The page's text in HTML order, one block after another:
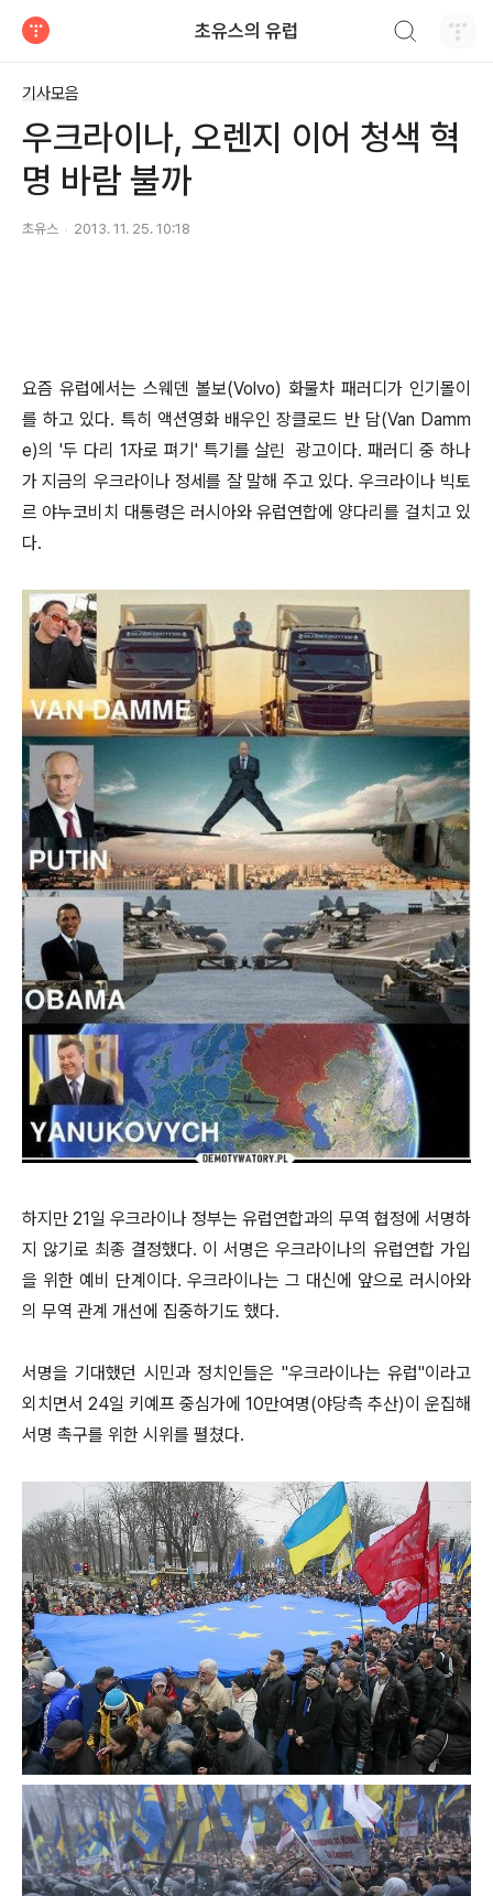
초유스의 유럽
기사모음
우크라이나, 오렌지 이어 청색 혁
명 바람 불까
초유스 2013. 11. 25. 10:18
요즘 유럽에서는 스웨덴 볼보(Volvo) 화물차 패러디가 인기몰이
를 하고 있다. 특히 액션영화 배우인 장클로드 반 담(Van Damm
e)의 '두 다리 1자로 펴기' 특기를 살린 광고이다. 패러디 중 하나
가 지금의 우크라이나 정세를 잘 말해 주고 있다. 우크라이나 빅토
르 야누코비치 대통령은 러시아와 유럽연합에 양다리를 걸치고 있
다.
하지만 21일 우크라이나 정부는 유럽연합과의 무역 협정에 서명하
지 않기로 최종 결정했다. 이 서명은 우크라이나의 유럽연합 가입
을 위한 예비 단계이다. 우크라이나는 그 대신에 앞으로 러시아와
의 무역 관계 개선에 집중하기도 했다.
서명을 기대했던 시민과 정치인들은 "우크라이나는 유럽"이라고
외치면서 24일 키예프 중심가에 10만여명(야당측 추산)이 운집해
서명 촉구를 위한 시위를 펼쳤다.